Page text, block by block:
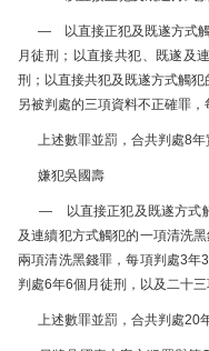
— 以直接正犯及既遂方式觸
月徒刑；以直接共犯、既遂及
刑；以直接共犯及既遂方式觸
另被判處的三項資料不正確罪，
上述數罪並罰，合共判處8年
嫌犯吳國壽
— 以直接正犯及既遂方式觸
及連續犯方式觸犯的一項清洗
兩項清洗黑錢罪，每項判處3年
判處6年6個月徒刑，以及二十
上述數罪並罰，合共判處20年